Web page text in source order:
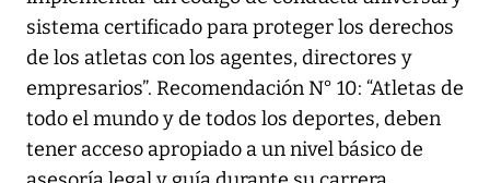
sistema certificado para proteger los derechos
de los atletas con los agentes, directores y
empresarios”. Recomendación N° 10: “Atletas de
todo el mundo y de todos los deportes, deben
tener acceso apropiado a un nivel básico de